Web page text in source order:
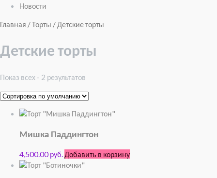
Новости
Главная /Торты / Детские торты
Детские торты
Показ всех - 2 результатов
Мишка Паддингтон
4,500.00 руб. Добавить в корзину